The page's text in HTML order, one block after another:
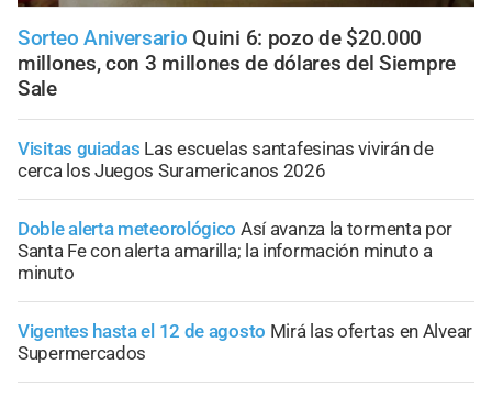
Sorteo Aniversario Quini 6: pozo de $20.000
millones, con 3 millones de dólares del Siempre
Sale
Visitas guiadas Las escuelas santafesinas vivirán de
cerca los Juegos Suramericanos 2026
Doble alerta meteorológico Así avanza la tormenta por
Santa Fe con alerta amarilla; la información minuto a
minuto
Vigentes hasta el 12 de agosto Mirá las ofertas en Alvear
Supermercados